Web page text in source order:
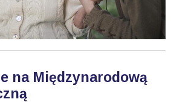
na Międzynarodową